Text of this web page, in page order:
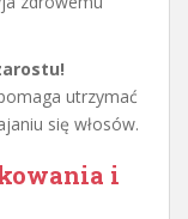
utrzymać
się włosów.
i